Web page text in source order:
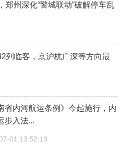
郑州深化“警城联动”破解停车乱
列临客，京沪杭广深等方向最
省内河航运条例》今起施行，内
步入法...
01 13:52:19